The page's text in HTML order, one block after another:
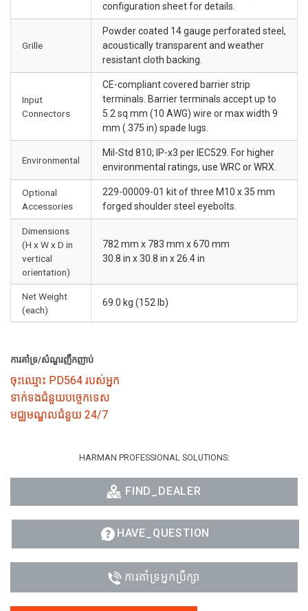
configuration sheet for details.
Grille
Powder coated 14 gauge perforated steel,
acoustically transparent and weather
resistant cloth backing.
Input
Connectors
CE-compliant covered barrier strip
terminals. Barrier terminals accept up to
5.2 sq mm (10 AWG) wire or max width 9
mm (.375 in) spade lugs.
Environmental
Mil-Std 810; IP-x3 per IEC529. For higher
environmental ratings, use WRC or WRX.
Optional
Accessories
229-00009-01 kit of three M10 x 35 mm
forged shoulder steel eyebolts.
Dimensions
(H x W x D in
vertical
orientation)
782 mm x 783 mm x 670 mm
30.8 in x 30.8 in x 26.4 in
Net Weight
(each)
69.0 kg (152 lb)
ការគាំទ្រ/សំណួរញឹកញាប់
ចុះឈ្មោះ PD564 របស់អ្នក
ទាក់ទងជំនួយបច្ចេកទេស
មជ្ឈមណ្ឌលជំនួយ 24/7
HARMAN PROFESSIONAL SOLUTIONS:
FIND_DEALER
HAVE_QUESTION
ការគាំទ្រអ្នកប្រឹក្សា